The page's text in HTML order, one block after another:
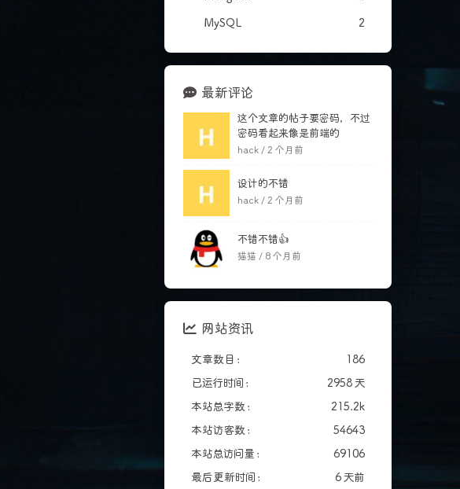
MySQL 2
最新评论
这个文章的帖子要密码，不过
密码看起来像是前端的
hack / 2 个月前
设计的不错
hack / 2 个月前
不错不错👍
猫猫 / 8 个月前
网站资讯
文章数目 :
186
已运行时间 :
2958 天
本站总字数 :
215.2k
本站访客数 :
54643
本站总访问量 :
69106
最后更新时间 :
6 天前